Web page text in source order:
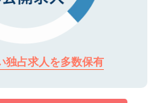
独占求人を多数保有